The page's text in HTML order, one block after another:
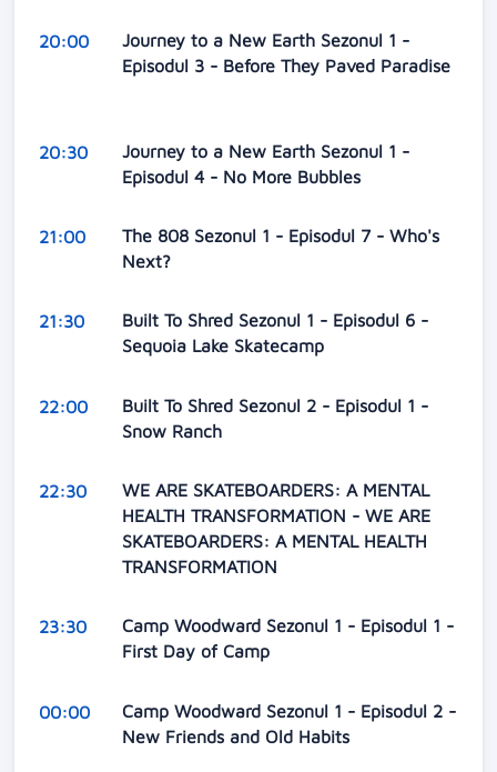
20:00
Journey to a New Earth Sezonul 1 -
Episodul 3 - Before They Paved Paradise
20:30
Journey to a New Earth Sezonul 1 -
Episodul 4 - No More Bubbles
21:00
The 808 Sezonul 1 - Episodul 7 - Who's
Next?
21:30
Built To Shred Sezonul 1 - Episodul 6 -
Sequoia Lake Skatecamp
22:00
Built To Shred Sezonul 2 - Episodul 1 -
Snow Ranch
22:30
WE ARE SKATEBOARDERS: A MENTAL
HEALTH TRANSFORMATION - WE ARE
SKATEBOARDERS: A MENTAL HEALTH
TRANSFORMATION
23:30
Camp Woodward Sezonul 1 - Episodul 1 -
First Day of Camp
00:00
Camp Woodward Sezonul 1 - Episodul 2 -
New Friends and Old Habits